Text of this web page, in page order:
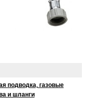
подводка, газовые
и шланги